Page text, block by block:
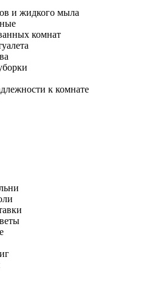
и жидкого мыла
комнат
к комнате